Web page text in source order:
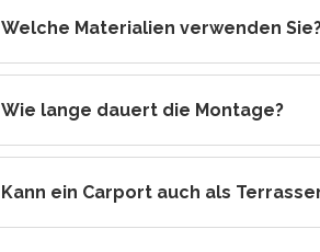
Welche Materialien verwenden
Wie lange dauert die Montage?
Kann ein Carport auch als